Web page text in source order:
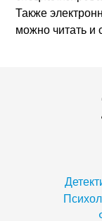
Также
можно читать и